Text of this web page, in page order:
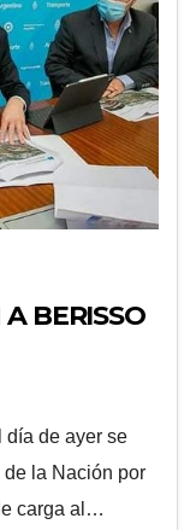
BERISSO
día de ayer se
de la Nación por
carga al…